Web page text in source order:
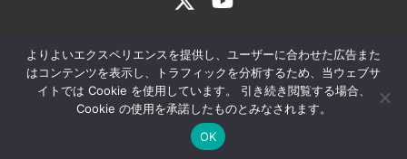
COPYRIGHT © 2023 SOFT GEAR CO., LTD. ALL RIGHTS
よりよいエクスペリエンスを提供し、ユーザーに合わせた広告また
はコンテンツを表示し、トラフィックを分析するため、当ウェブサ
イトでは Cookie を使用しています。 引き続き閲覧する場合、
Cookie の使用を承諾したものとみなされます。
OK